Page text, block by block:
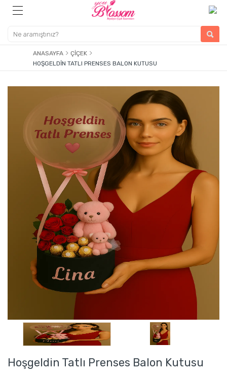
ANASAYFA
ÇIÇEK
HOŞGELDIN TATLI PRENSES BALON KUTUSU
Hoşgeldin Tatlı Prenses Balon Kutusu